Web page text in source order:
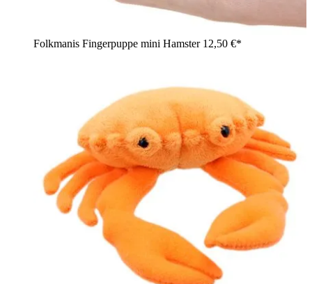
Folkmanis Fingerpuppe mini Hamster 12,50 €*